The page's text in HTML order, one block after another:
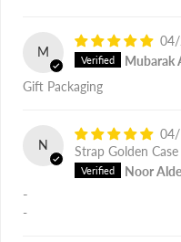
M
Mubarak
Gift Packaging
N
Strap Golden Case
Noor
-
-